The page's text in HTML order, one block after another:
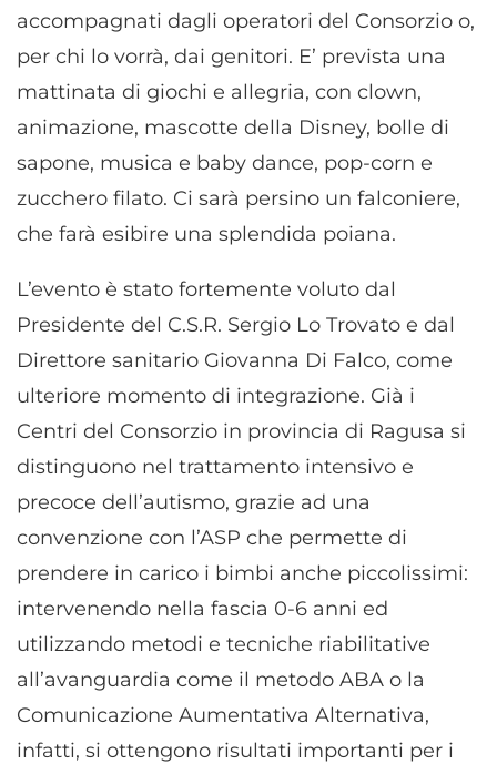
accompagnati dagli operatori del Consorzio o,
per chi lo vorrà, dai genitori. E’ prevista una
mattinata di giochi e allegria, con clown,
animazione, mascotte della Disney, bolle di
sapone, musica e baby dance, pop-corn e
zucchero filato. Ci sarà persino un falconiere,
che farà esibire una splendida poiana.
L’evento è stato fortemente voluto dal
Presidente del C.S.R. Sergio Lo Trovato e dal
Direttore sanitario Giovanna Di Falco, come
ulteriore momento di integrazione. Già i
Centri del Consorzio in provincia di Ragusa si
distinguono nel trattamento intensivo e
precoce dell’autismo, grazie ad una
convenzione con l’ASP che permette di
prendere in carico i bimbi anche piccolissimi:
intervenendo nella fascia 0-6 anni ed
utilizzando metodi e tecniche riabilitative
all’avanguardia come il metodo ABA o la
Comunicazione Aumentativa Alternativa,
infatti, si ottengono risultati importanti per i